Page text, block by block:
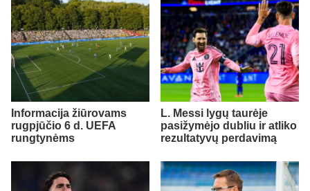
Informacija žiūrovams
rugpjūčio 6 d. UEFA
rungtynėms
L. Messi lygų taurėje
pasižymėjo dubliu ir atliko
rezultatyvų perdavimą